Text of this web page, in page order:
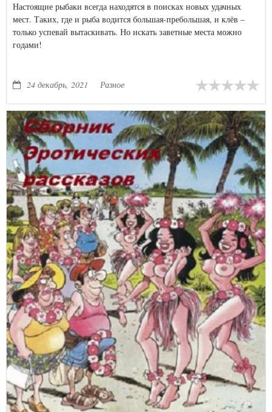
Настоящие рыбаки всегда находятся в поисках новых удачных
мест. Таких, где и рыба водится большая-пребольшая, и клёв –
только успевай вытаскивать. Но искать заветные места можно
годами!
24 декабрь, 2021 Разное